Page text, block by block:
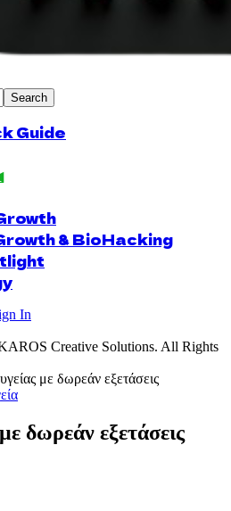
Guide
& BioHacking
In
Creative Solutions. All Rights
με δωρεάν εξετάσεις
δωρεάν εξετάσεις